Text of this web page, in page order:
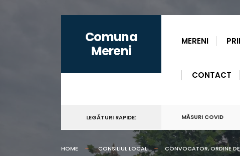
content
Comuna
Mereni
MERENI
CONTACT
LEGĂTURI RAPIDE: MĂSURI COVID
HOME CONSILIUL LOCAL CONVOCATOR, ORDINE